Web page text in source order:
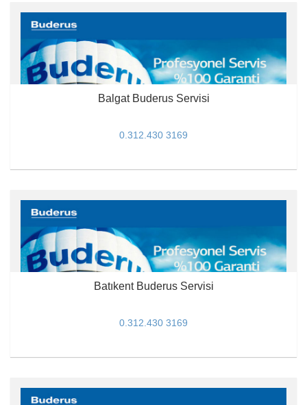
Balgat Buderus Servisi
0.312.430 3169
Batıkent Buderus Servisi
0.312.430 3169